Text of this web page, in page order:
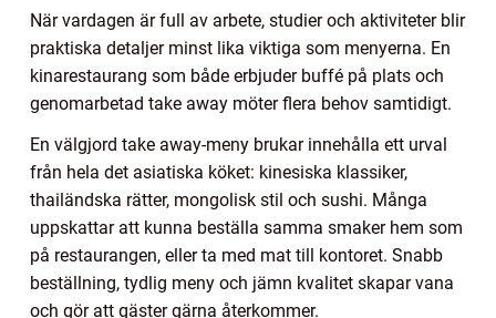
När vardagen är full av arbete, studier och aktiviteter blir
praktiska detaljer minst lika viktiga som menyerna. En
kinarestaurang som både erbjuder buffé på plats och
genomarbetad take away möter flera behov samtidigt.
En välgjord take away-meny brukar innehålla ett urval
från hela det asiatiska köket: kinesiska klassiker,
thailändska rätter, mongolisk stil och sushi. Många
uppskattar att kunna beställa samma smaker hem som
på restaurangen, eller ta med mat till kontoret. Snabb
beställning, tydlig meny och jämn kvalitet skapar vana
och gör att gäster gärna återkommer.